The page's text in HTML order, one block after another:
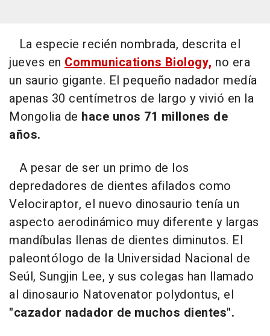
La especie recién nombrada, descrita el
jueves en Communications Biology, no era
un saurio gigante. El pequeño nadador medía
apenas 30 centímetros de largo y vivió en la
Mongolia de hace unos 71 millones de
años.
A pesar de ser un primo de los
depredadores de dientes afilados como
Velociraptor, el nuevo dinosaurio tenía un
aspecto aerodinámico muy diferente y largas
mandíbulas llenas de dientes diminutos. El
paleontólogo de la Universidad Nacional de
Seúl, Sungjin Lee, y sus colegas han llamado
al dinosaurio Natovenator polydontus, el
"cazador nadador de muchos dientes".